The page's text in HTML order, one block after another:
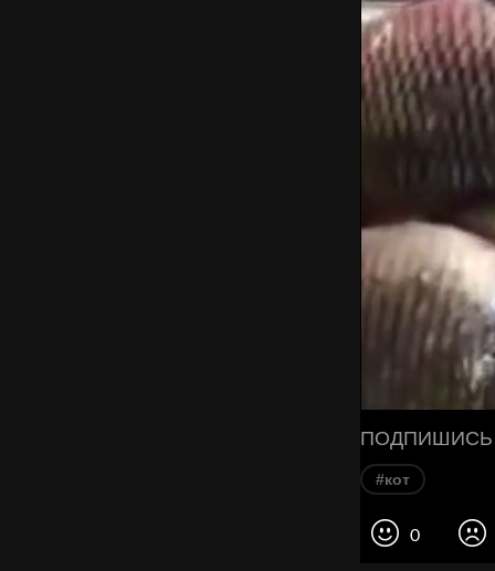
ПОДПИШИСЬ
#кот
0